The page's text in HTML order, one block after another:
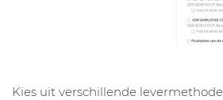
Kies uit verschillende